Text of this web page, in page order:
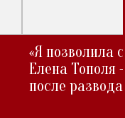
«Я позволила
Елена Тополя
после развода